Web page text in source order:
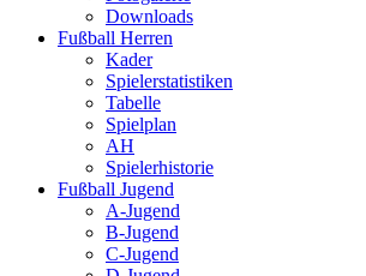
Downloads
Fußball Herren
Kader
Spielerstatistiken
Tabelle
Spielplan
AH
Spielerhistorie
Fußball Jugend
A-Jugend
B-Jugend
C-Jugend